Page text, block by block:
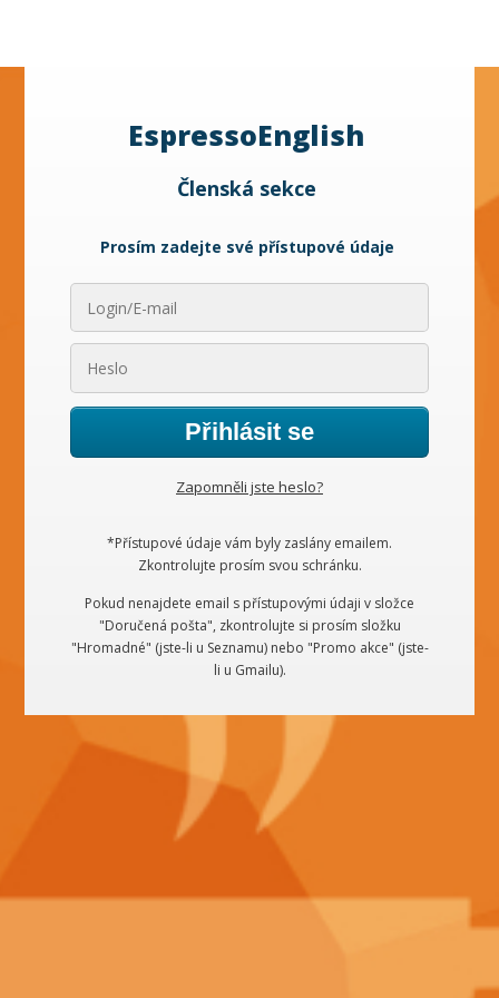
EspressoEnglish
Členská sekce
Prosím zadejte své přístupové údaje
Přihlásit se
Zapomněli jste heslo?
*Přístupové údaje vám byly zaslány emailem.
Zkontrolujte prosím svou schránku.
Pokud nenajdete email s přístupovými údaji v složce
"Doručená pošta", zkontrolujte si prosím složku
"Hromadné" (jste-li u Seznamu) nebo "Promo akce" (jste-
li u Gmailu).